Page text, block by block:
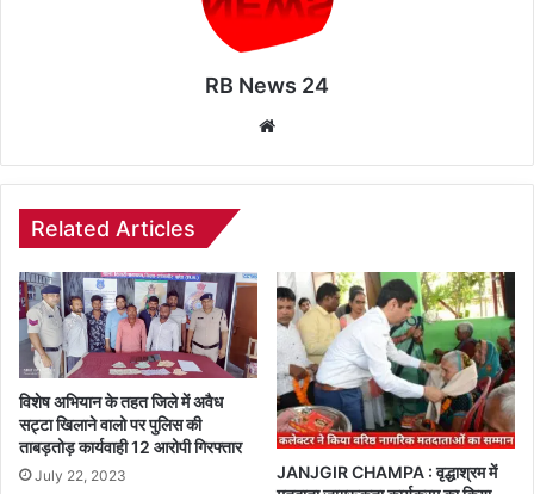
RB News 24
Related Articles
विशेष अभियान के तहत जिले में अवैध
सट्टा खिलाने वालो पर पुलिस की
ताबड़तोड़ कार्यवाही 12 आरोपी गिरफ्तार
July 22, 2023
JANJGIR CHAMPA : वृद्धाश्रम में